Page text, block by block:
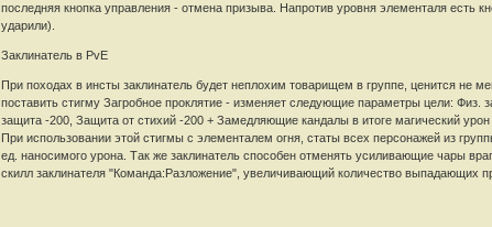
последняя кнопка управления - отмена призыва. Напротив уровня элементаля есть
ударили).
Заклинатель в PvE
При походах в инсты заклинатель будет неплохим товарищем в группе, ценится не
поставить стигму Загробное проклятие - изменяет следующие параметры цели: Физ.
защита -200, Защита от стихий -200 + Замедляющие кандалы в итоге магический
При использовании этой стигмы с элементалем огня, статы всех персонажей из
ед. наносимого урона. Так же заклинатель способен отменять усиливающие чары
скилл заклинателя "Команда:Разложение", увеличивающий количество выпадающих